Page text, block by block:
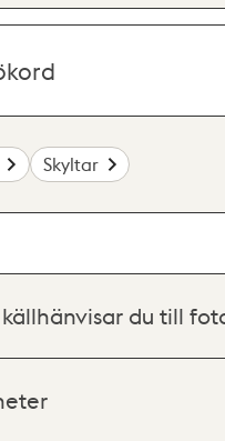
Skyltar
källhänvisar du till